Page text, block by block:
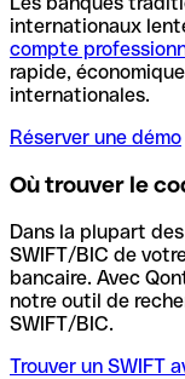
internationaux
compte
rapide,
internationales.
Réserver une démo
Où trouver le
Dans la plupart
SWIFT/BIC de
bancaire. Avec
notre outil de
SWIFT/BIC.
Trouver un SWIFT